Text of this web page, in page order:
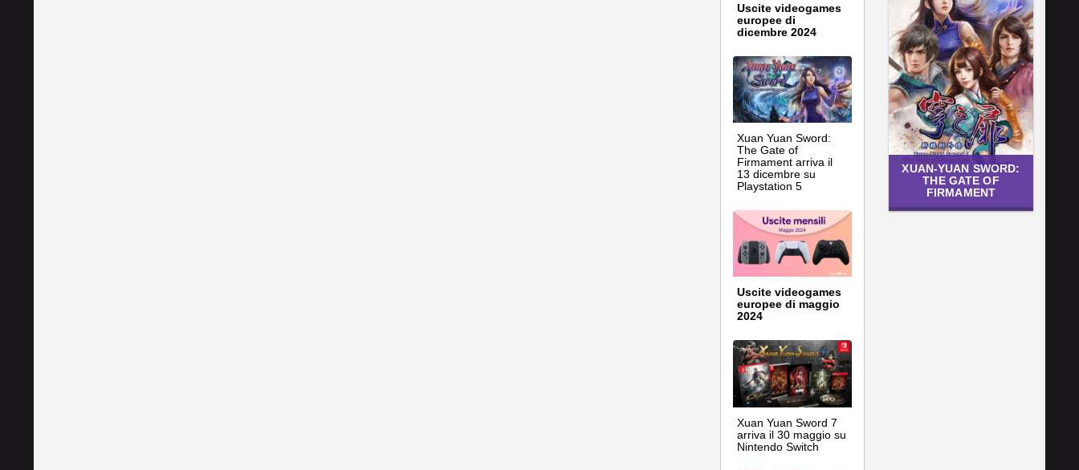
Uscite videogames
europee di
dicembre 2024
Xuan Yuan Sword:
The Gate of
Firmament arriva il
13 dicembre su
Playstation 5
Uscite videogames
europee di maggio
2024
Xuan Yuan Sword 7
arriva il 30 maggio su
Nintendo Switch
XUAN-YUAN SWORD:
THE GATE OF
FIRMAMENT